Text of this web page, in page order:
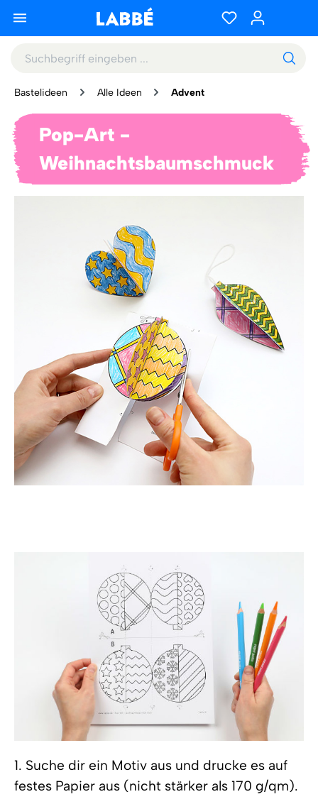
Bastelideen Alle Ideen Advent
Pop-Art -
Weihnachtsbaumschmuck
1. Suche dir ein Motiv aus und drucke es auf
festes Papier aus (nicht stärker als 170 g/qm).